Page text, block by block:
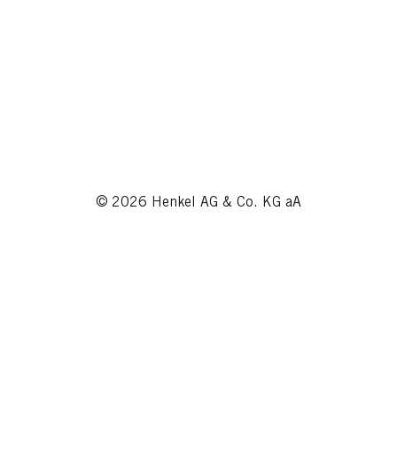
© 2026 Henkel AG & Co. KG aA